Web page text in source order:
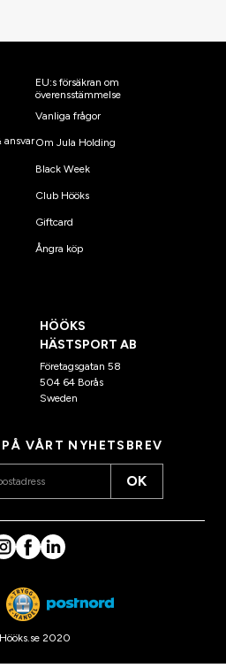
ansvar
EU:s försäkran om
överensstämmelse
Vanliga frågor
Om Jula Holding
Black Week
Club Hööks
Giftcard
Ångra köp
HÖÖKS
HÄSTSPORT AB
Företagsgatan 58
504 64 Borås
Sweden
PÅ VÅRT NYHETSBREV
OK
2020